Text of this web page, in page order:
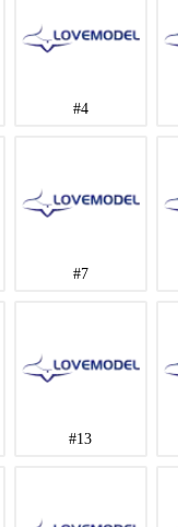
#4
#7
#13